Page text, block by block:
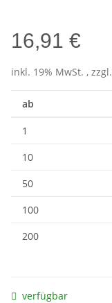
16,91 €
inkl. 19% MwSt. , zzgl.
ab
1
10
50
100
200
verfügbar